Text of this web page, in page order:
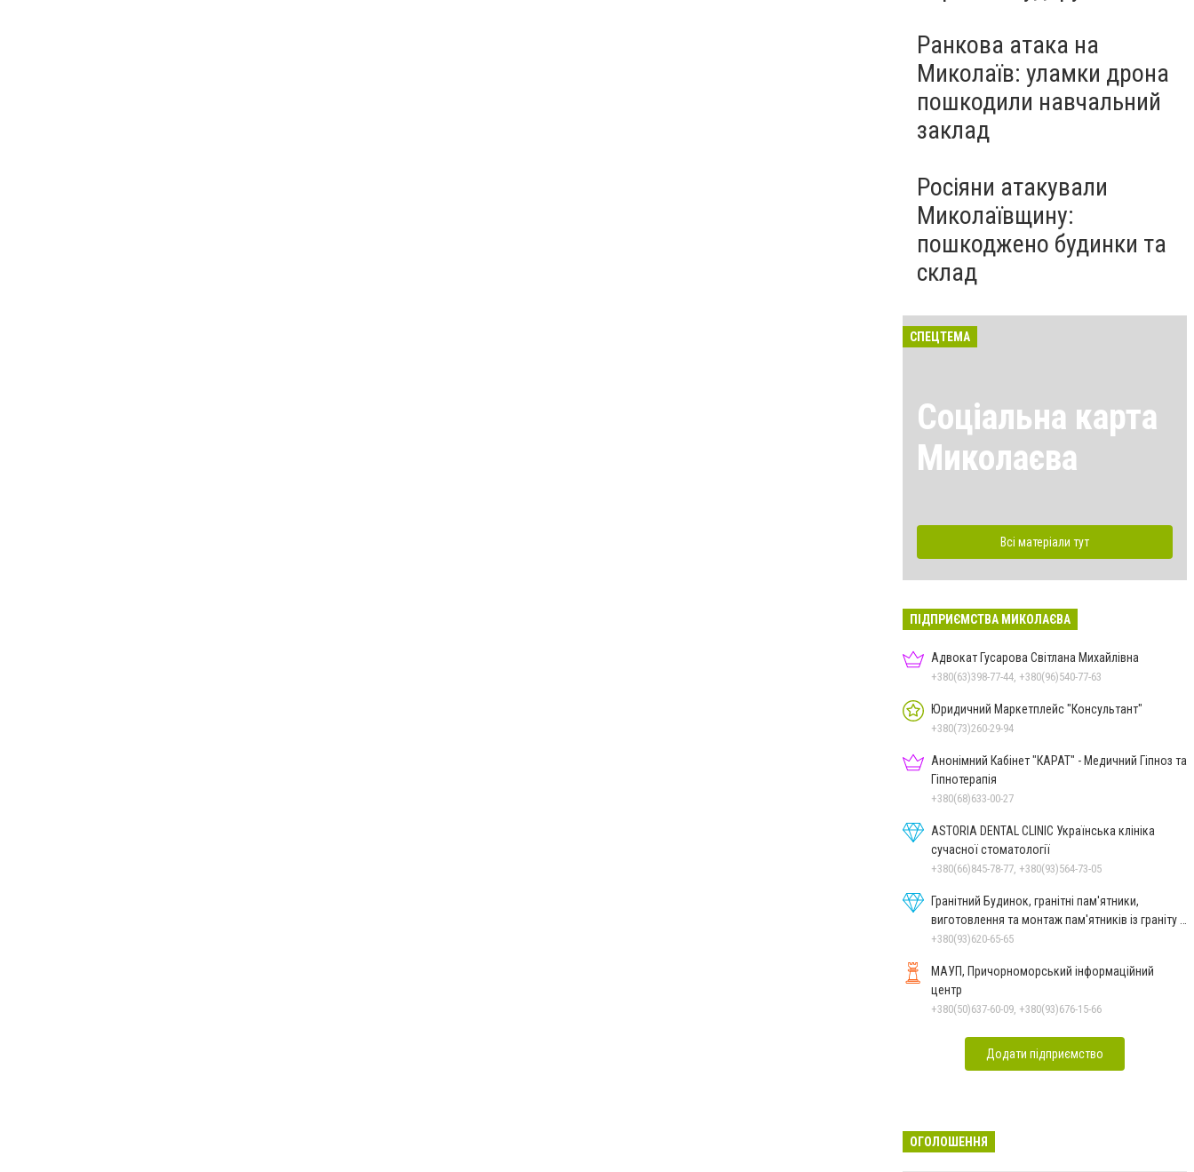
Ранкова атака на
Миколаїв: уламки дрона
пошкодили навчальний
заклад
Росіяни атакували
Миколаївщину:
пошкоджено будинки та
склад
СПЕЦТЕМА
Соціальна карта
Миколаєва
Всі матеріали тут
ПІДПРИЄМСТВА МИКОЛАЄВА
Адвокат Гусарова Світлана Михайлівна
+380(63)398-77-44, +380(96)540-77-63
Юридичний Маркетплейс "Консультант"
+380(73)260-29-94
Анонімний Кабінет "КАРАТ" - Медичний Гіпноз та
Гіпнотерапія
+380(68)633-00-27
ASTORIA DENTAL CLINIC Українська клініка
сучасної стоматології
+380(66)845-78-77, +380(93)564-73-05
Гранітний Будинок, гранітні пам'ятники,
виготовлення та монтаж пам'ятників із граніту в
Миколаєві
+380(93)620-65-65
МАУП, Причорноморський інформаційний
центр
+380(50)637-60-09, +380(93)676-15-66
Додати підприємство
ОГОЛОШЕННЯ